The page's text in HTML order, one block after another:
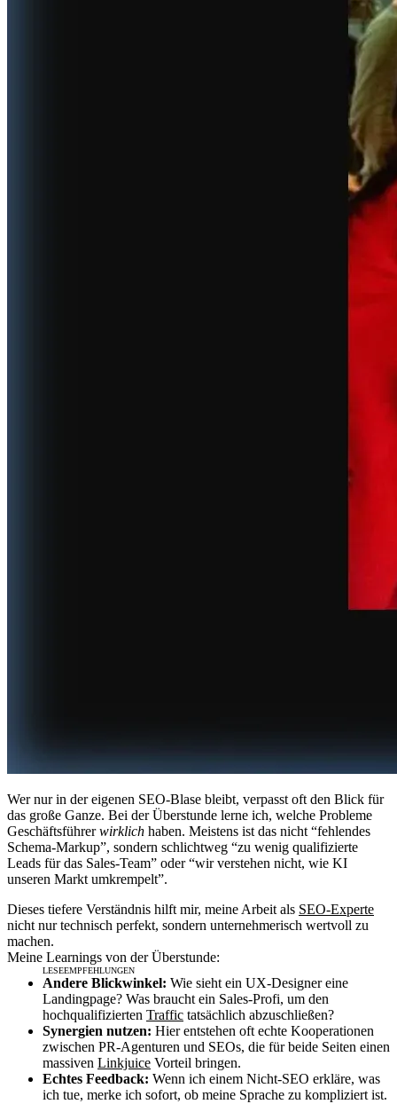
Wer nur in der eigenen SEO-Blase bleibt, verpasst oft den Blick für
das große Ganze. Bei der Überstunde lerne ich, welche Probleme
Geschäftsführerwirklich haben. Meistens ist das nicht “fehlendes
Schema-Markup”, sondern schlichtweg “zu wenig qualifizierte
Leads für das Sales-Team” oder “wir verstehen nicht, wie KI
unseren Markt umkrempelt”.
Dieses tiefere Verständnis hilft mir, meine Arbeit als SEO-Experte
nicht nur technisch perfekt, sondern unternehmerisch wertvoll zu
machen.
Meine Learnings von der Überstunde:
Andere Blickwinkel: Wie sieht ein UX-Designer eine
Landingpage? Was braucht ein Sales-Profi, um den
hochqualifizierten Traffic tatsächlich abzuschließen?
Synergien nutzen: Hier entstehen oft echte Kooperationen
zwischen PR-Agenturen und SEOs, die für beide Seiten einen
massiven Linkjuice Vorteil bringen.
Echtes Feedback: Wenn ich einem Nicht-SEO erkläre, was
ich tue, merke ich sofort, ob meine Sprache zu kompliziert ist.